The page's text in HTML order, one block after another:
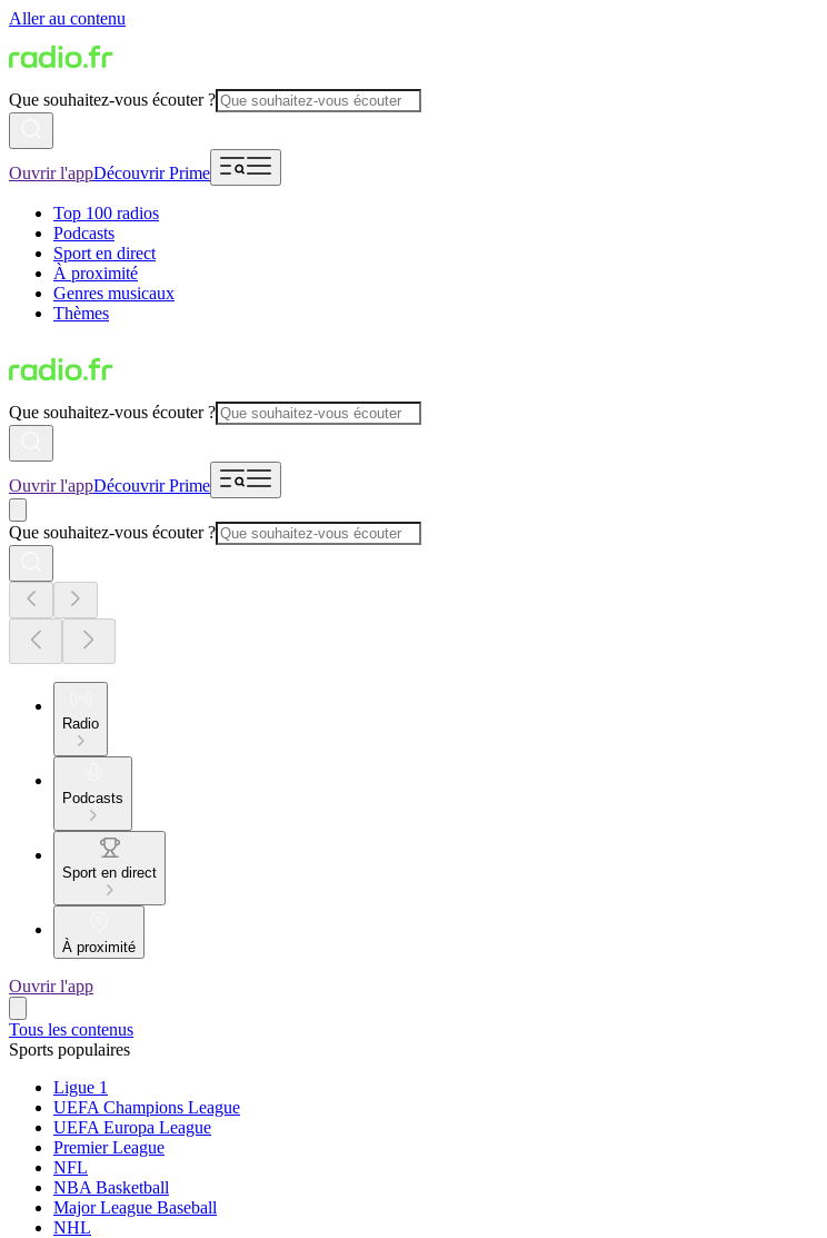
Aller au contenu
Que souhaitez-vous écouter ?
Ouvrir l'appDécouvrir Prime
Top 100 radios
Podcasts
Sport en direct
À proximité
Genres musicaux
Thèmes
Que souhaitez-vous écouter ?
Ouvrir l'appDécouvrir Prime
Que souhaitez-vous écouter ?
Radio
Podcasts
Sport en direct
À proximité
Ouvrir l'app
Tous les contenus
Sports populaires
Ligue 1
UEFA Champions League
UEFA Europa League
Premier League
NFL
NBA Basketball
Major League Baseball
NHL